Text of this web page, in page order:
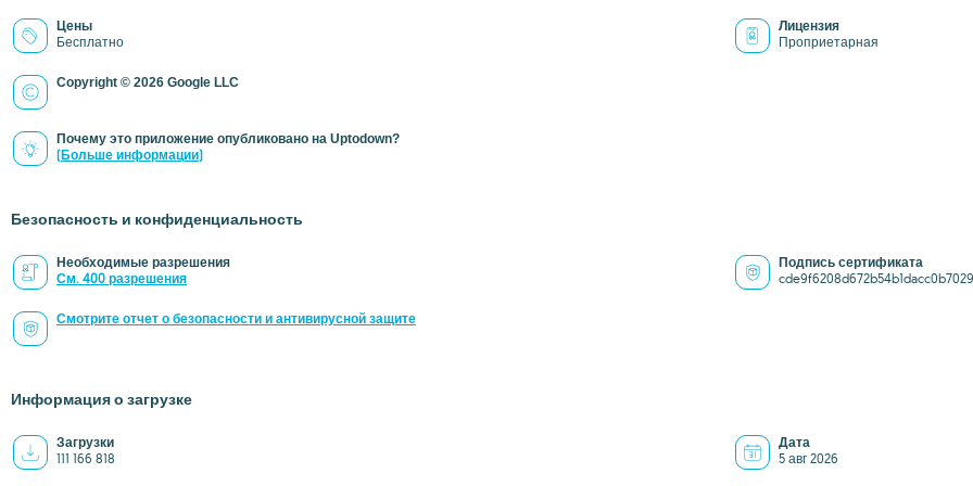
Цены
Бесплатно
Лицензия
Проприетарная
Copyright © 2026 Google LLC
Почему это приложение опубликовано на Uptodown?
(Больше информации)
Безопасность и конфиденциальность
Необходимые разрешения
См. 400 разрешения
Подпись сертификата
Смотрите отчет о безопасности и антивирусной защите
Информация о загрузке
Загрузки
111 166 818
Дата
5 авг 2026